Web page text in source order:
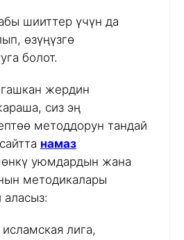
шииттер үчүн да
өзүңүзгө
болот.
жердин
сиз эң
методдорун тандай
намаз
уюмдардын жана
методикалары
лига,